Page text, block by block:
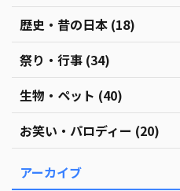
歴史・昔の日本 (18)
祭り・行事 (34)
生物・ペット (40)
お笑い・パロディー (20)
アーカイブ